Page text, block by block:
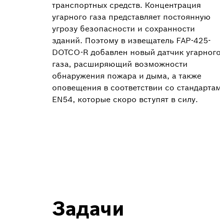
транспортных средств. Концентрация
угарного газа представляет постоянную
угрозу безопасности и сохранности
зданий. Поэтому в извещатель FAP-425-
DOTCO-R добавлен новый датчик
газа, расширяющий возможности
обнаружения пожара и дыма, а также
оповещения в соответствии со
EN54, которые скоро вступят в силу.
Задачи